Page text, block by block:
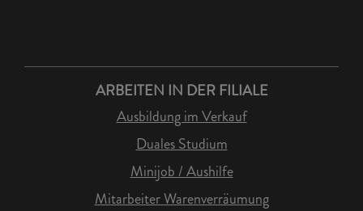
ARBEITEN IN DER FILIALE
Ausbildung im Verkauf
Duales Studium
Minijob / Aushilfe
Mitarbeiter Warenverräumung